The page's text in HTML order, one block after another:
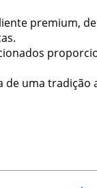
premium,
de uma